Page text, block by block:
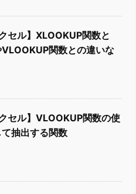
セル】XLOOKUP関数と
関数との違いな
セル】VLOOKUP関数の使
抽出する関数